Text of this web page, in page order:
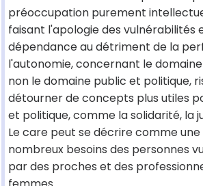
préoccupation purement
faisant l'apologie des vulnérabilités
dépendance au détriment de la
l'autonomie, concernant le
non le domaine public et politique,
détourner de concepts plus utiles
et politique, comme la solidarité, la
Le care peut se décrire comme
nombreux besoins des personnes
par des proches et des